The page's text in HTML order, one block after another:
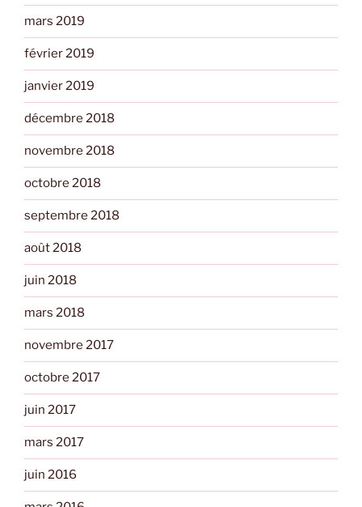
mars 2019
février 2019
janvier 2019
décembre 2018
novembre 2018
octobre 2018
septembre 2018
août 2018
juin 2018
mars 2018
novembre 2017
octobre 2017
juin 2017
mars 2017
juin 2016